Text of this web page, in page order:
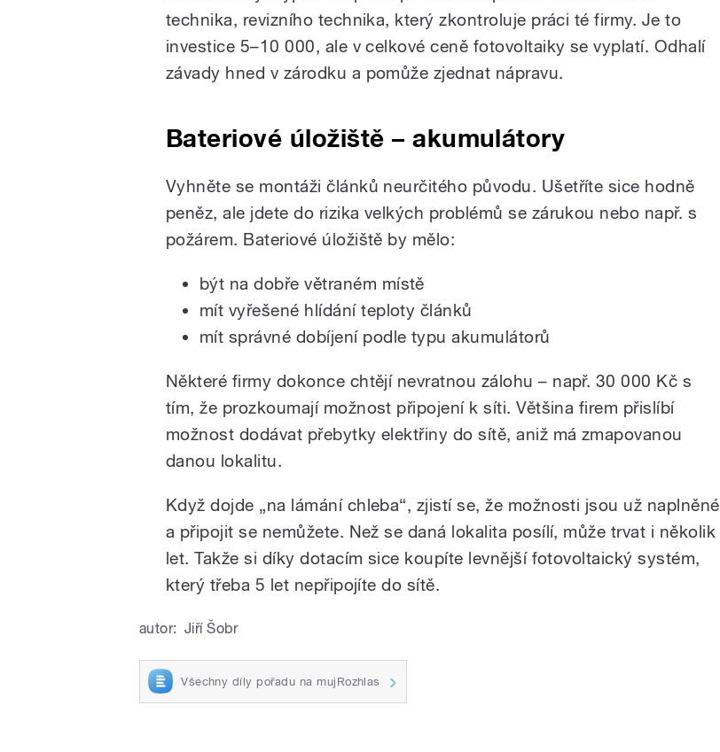
technika, revizního technika, který zkontroluje práci té firmy. Je to
investice 5–10 000, ale v celkové ceně fotovoltaiky se vyplatí. Odhalí
závady hned v zárodku a pomůže zjednat nápravu.
Bateriové úložiště – akumulátory
Vyhněte se montáži článků neurčitého původu. Ušetříte sice hodně
peněz, ale jdete do rizika velkých problémů se zárukou nebo např. s
požárem. Bateriové úložiště by mělo:
být na dobře větraném místě
mít vyřešené hlídání teploty článků
mít správné dobíjení podle typu akumulátorů
Některé firmy dokonce chtějí nevratnou zálohu – např. 30 000 Kč s
tím, že prozkoumají možnost připojení k síti. Většina firem přislíbí
možnost dodávat přebytky elektřiny do sítě, aniž má zmapovanou
danou lokalitu.
Když dojde „na lámání chleba“, zjistí se, že možnosti jsou už naplněné
a připojit se nemůžete. Než se daná lokalita posílí, může trvat i několik
let. Takže si díky dotacím sice koupíte levnější fotovoltaický systém,
který třeba 5 let nepřipojíte do sítě.
autor: Jiří Šobr
Všechny díly pořadu na mujRozhlas